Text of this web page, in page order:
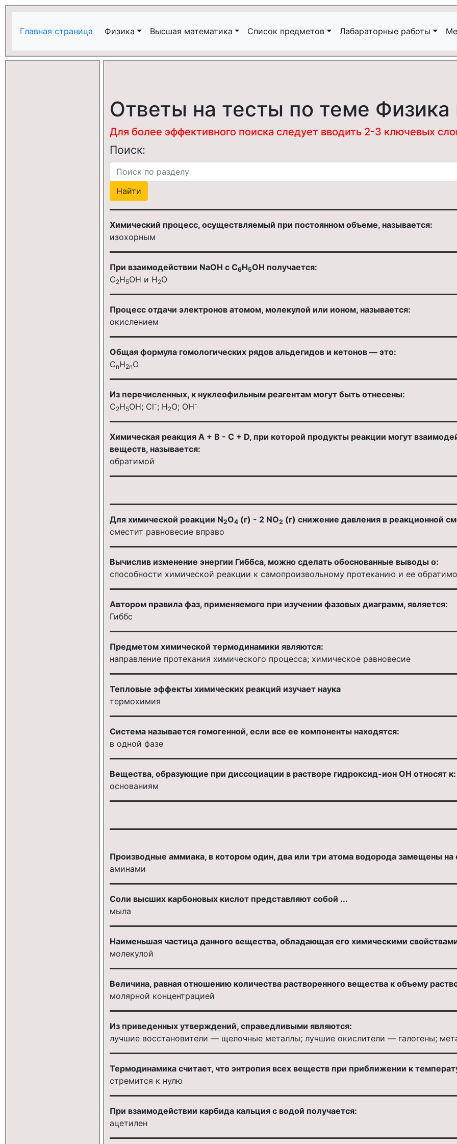
Главная страница Физика Высшая математика Список предметов Лабараторные работы
Ответы на тесты по теме
Для более эффективного поиска следует вводить 2-3 ключевых
Поиск:
Химический процесс, осуществляемый при постоянном объеме, называется:
изохорным
При взаимодействии NaOH с C6H5OH получается:
C2H5OH и Н2О
Процесс отдачи электронов атомом, молекулой или ионом, называется:
окислением
Общая формула гомологических рядов альдегидов и кетонов — это:
СnH2nO
Из перечисленных, к нуклеофильным реагентам могут быть отнесены:
C2H5OH; Cl-; H2O; ОН-
Химическая реакция A + B - C + D, при которой продукты реакции могут
веществ, называется:
обратимой
Для химической реакции N2O4 (г) - 2 NO2 (г) снижение давления в реакционной
сместит равновесие вправо
Вычислив изменение энергии Гиббса, можно сделать обоснованные выводы о:
способности химической реакции к самопроизвольному протеканию и ее
Автором правила фаз, применяемого при изучении фазовых диаграмм, является:
Гиббс
Предметом химической термодинамики являются:
направление протекания химического процесса; химическое равновесие
Тепловые эффекты химических реакций изучает наука
термохимия
Система называется гомогенной, если все ее компоненты находятся:
в одной фазе
Вещества, образующие при диссоциации в растворе гидроксид-ион ОН относят к:
основаниям
Производные аммиака, в котором один, два или три атома водорода замещены на
аминами
Соли высших карбоновых кислот представляют собой ...
мыла
Наименьшая частица данного вещества, обладающая его химическими
молекулой
Величина, равная отношению количества растворенного вещества к объему
молярной концентрацией
Из приведенных утверждений, справедливыми являются:
лучшие восстановители — щелочные металлы; лучшие окислители — галогены;
Термодинамика считает, что энтропия всех веществ при приближении к
стремится к нулю
При взаимодействии карбида кальция с водой получается:
ацетилен